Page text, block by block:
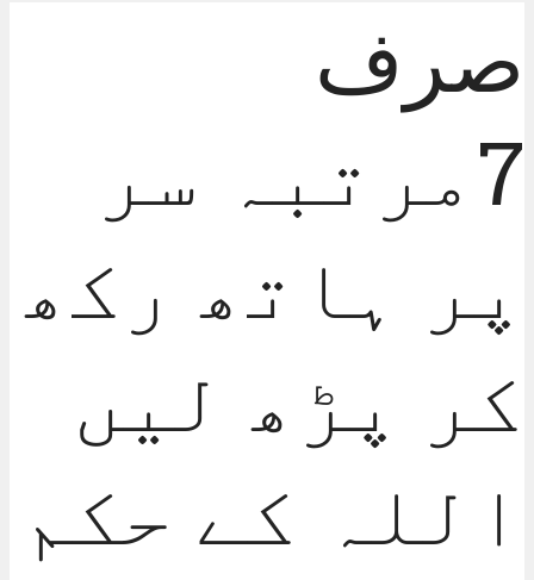
صرف
7مرتبہ سر
پر ہاتھ رکھ
کر پڑھ لیں
اللہ کے حکم